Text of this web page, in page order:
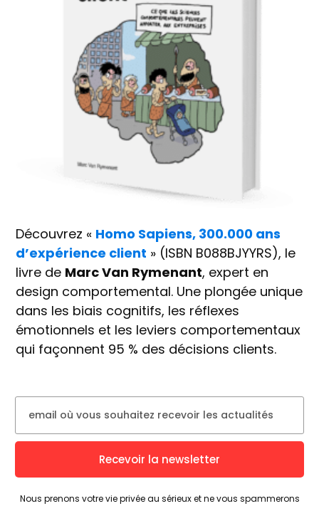
Découvrez « Homo Sapiens, 300.000 ans
d’expérience client » (ISBN B088BJYYRS), le
livre de Marc Van Rymenant, expert en
design comportemental. Une plongée unique
dans les biais cognitifs, les réflexes
émotionnels et les leviers comportementaux
qui façonnent 95 % des décisions clients.
Recevoir la newsletter
Nous prenons votre vie privée au sérieux et ne vous spammerons